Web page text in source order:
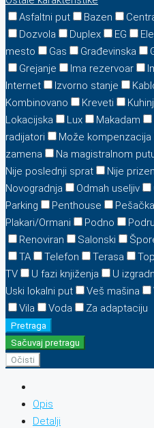
Asfaltni put
Bazen
Dozvola
Duplex EG
mesto
Gas Građevinska
Grejanje
Ima rezervoar
Internet
Izvorno stanje
Kombinovano
Kreveti
Lokacijska
Lux Makadam
radijatori
Može kompenzacija
zamena
Na magistralnom
Nije poslednji sprat
Nije
Novogradnja
Odmah useljiv
Parking
Penthouse
Plakari/Ormani
Podno
Renoviran
Salonski
TA
Telefon Terasa
TV
U fazi knjiženja U
Uski lokalni put
Veš mašina
Vila
Voda Za adaptaciju
Pretraga
Sačuvaj pretragu
Očisti
Opis
Detalji